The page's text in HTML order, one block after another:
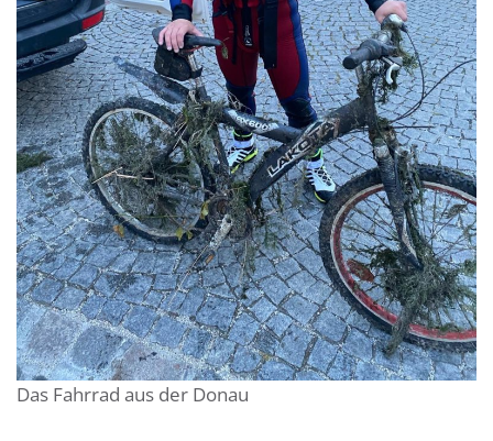
Das Fahrrad aus der Donau